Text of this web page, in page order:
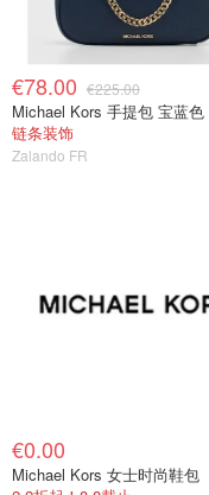
€78.00 €225.00
Michael Kors 手提包 宝蓝色
链条装饰
Zalando FR
€0.00
Michael Kors 女士时尚鞋包